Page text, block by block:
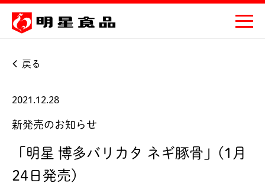
戻る
2021.12.28
新発売のお知らせ
「明星 博多バリカタ ネギ豚骨」(1月
24日発売)